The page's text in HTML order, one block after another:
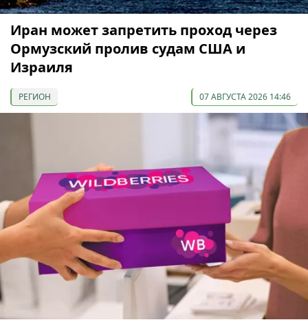
Иран может запретить проход через
Ормузский пролив судам США и
Израиля
РЕГИОН 07 АВГУСТА 2026 14:46